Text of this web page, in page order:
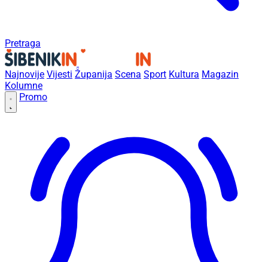
Pretraga
Najnovije Vijesti Županija Scena Sport Kultura Magazin
Kolumne
Promo